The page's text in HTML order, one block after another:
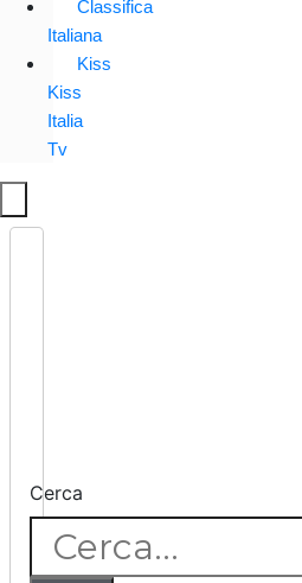
Classifica
Italiana
Kiss
Kiss
Italia
Tv
Cerca